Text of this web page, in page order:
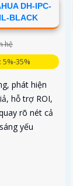
DH-IPC-
BLACK
hệ
35%
phát hiện
hỗ trợ ROI,
rõ nét cả
yếu